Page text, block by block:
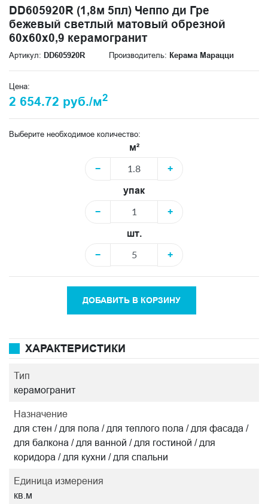
DD605920R (1,8м 5пл) Чеппо ди Гре
бежевый светлый матовый обрезной
60x60x0,9 керамогранит
Артикул: DD605920R Производитель: Керама Марацци
Цена:
2 654.72 руб./м2
Выберите необходимое количество:
м²
−
+
упак
−
+
шт.
−
+
ДОБАВИТЬ В КОРЗИНУ
ХАРАКТЕРИСТИКИ
Тип
керамогранит
Назначение
для стен / для пола / для теплого пола / для фасада /
для балкона / для ванной / для гостиной / для
коридора / для кухни / для спальни
Единица измерения
кв.м